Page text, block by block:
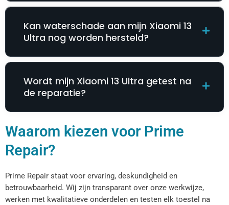
Kan waterschade aan mijn Xiaomi 13
Ultra nog worden hersteld?
Wordt mijn Xiaomi 13 Ultra getest na
de reparatie?
Waarom kiezen voor Prime
Repair?
Prime Repair staat voor ervaring, deskundigheid en
betrouwbaarheid. Wij zijn transparant over onze werkwijze,
werken met kwalitatieve onderdelen en testen elk toestel na